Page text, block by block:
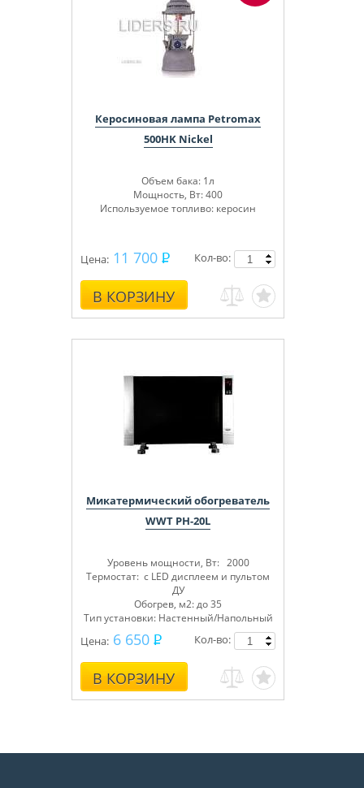
Керосиновая лампа Petromax
500HK Nickel
Объем бака: 1л
Мощность, Вт: 400
Используемое топливо: керосин
Цена: 11 700
В КОРЗИНУ
Кол-во:
Микатермический обогреватель
WWT PH-20L
Уровень мощности, Вт: 2000
Термостат: с LED дисплеем и пультом
ДУ
Обогрев, м2: до 35
Тип установки: Настенный/Напольный
Цена: 6 650
В КОРЗИНУ
Кол-во: